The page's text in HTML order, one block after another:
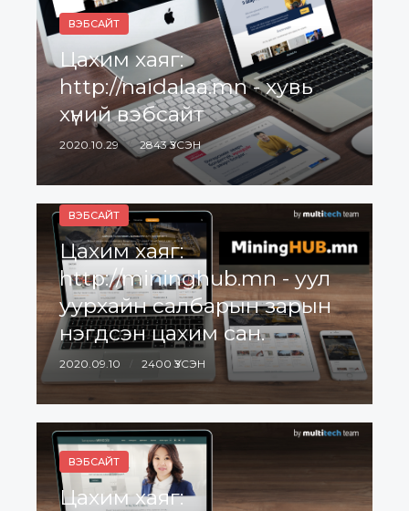
ВЭБСАЙТ
Цахим хаяг:
http://naidalaa.mn - хувь
хүний вэбсайт
2020.10.29 2843 ҮЗСЭН
ВЭБСАЙТ
Цахим хаяг:
http://mininghub.mn - уул
уурхайн салбарын зарын
нэгдсэн цахим сан.
2020.09.10 2400 ҮЗСЭН
ВЭБСАЙТ
Цахим хаяг: